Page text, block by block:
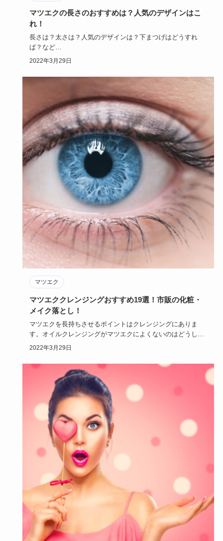
マツエクの長さのおすすめは？人気のデザインはこ
れ！
長さは？太さは？人気のデザインは？下まつげはどうすれ
ば？など
初めてマツエクする方は不安が多いかと思います。
2022年3月29日
マツエク
マツエククレンジングおすすめ19選！市販の化粧・
メイク落とし！
マツエクを長持ちさせるポイントはクレンジングにありま
す。オイルクレンジングがマツエクによくないのはどうして
なのでしょうか？…
2022年3月29日